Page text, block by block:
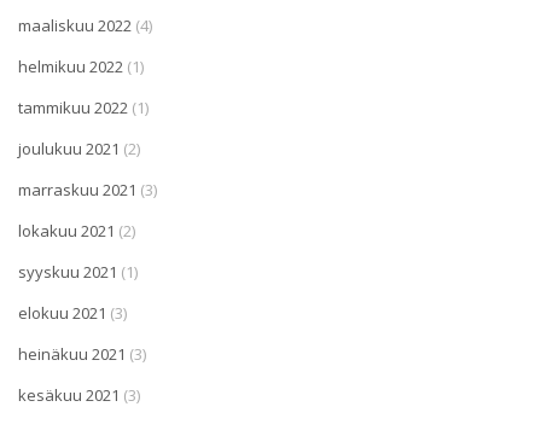
maaliskuu 2022 (4)
helmikuu 2022 (1)
tammikuu 2022 (1)
joulukuu 2021 (2)
marraskuu 2021 (3)
lokakuu 2021 (2)
syyskuu 2021 (1)
elokuu 2021 (3)
heinäkuu 2021 (3)
kesäkuu 2021 (3)